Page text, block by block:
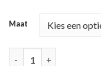
Maat